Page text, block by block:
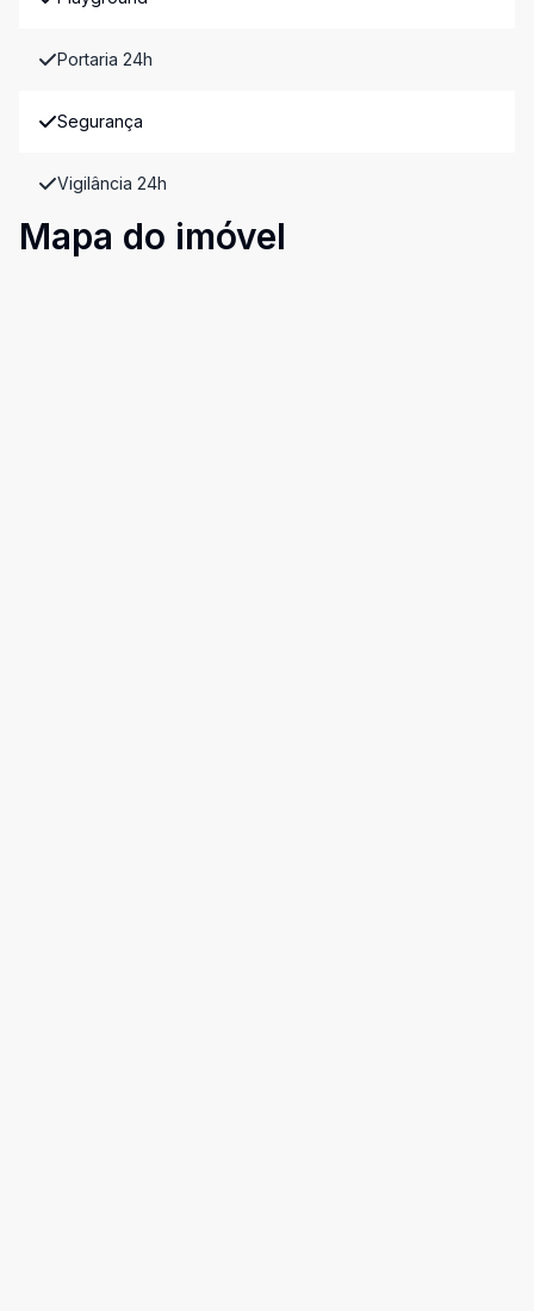
Portaria 24h
Segurança
Vigilância 24h
Mapa do imóvel